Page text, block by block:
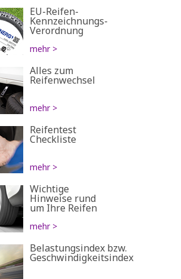
EU-Reifen-
Kennzeichnungs-
Verordnung
mehr >
Alles zum
Reifenwechsel
mehr >
Reifentest
Checkliste
mehr >
Wichtige
Hinweise rund
um Ihre Reifen
mehr >
Belastungsindex bzw.
Geschwindigkeitsindex